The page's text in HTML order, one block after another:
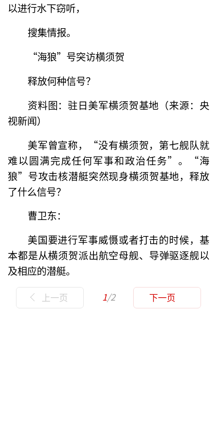
以进行水下窃听，
搜集情报。
“海狼”号突访横须贺
释放何种信号？
资料图：驻日美军横须贺基地（来源：央
视新闻）
美军曾宣称，“没有横须贺，第七舰队就
难以圆满完成任何军事和政治任务”。“海
狼”号攻击核潜艇突然现身横须贺基地，释放
了什么信号？
曹卫东：
美国要进行军事威慑或者打击的时候，基
本都是从横须贺派出航空母舰、导弹驱逐舰以
及相应的潜艇。
上一页 1/2 下一页